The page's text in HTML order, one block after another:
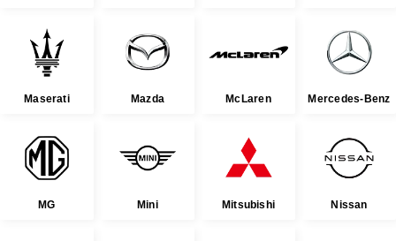
Maserati Mazda McLaren Mercedes-Benz
MG Mini Mitsubishi Nissan